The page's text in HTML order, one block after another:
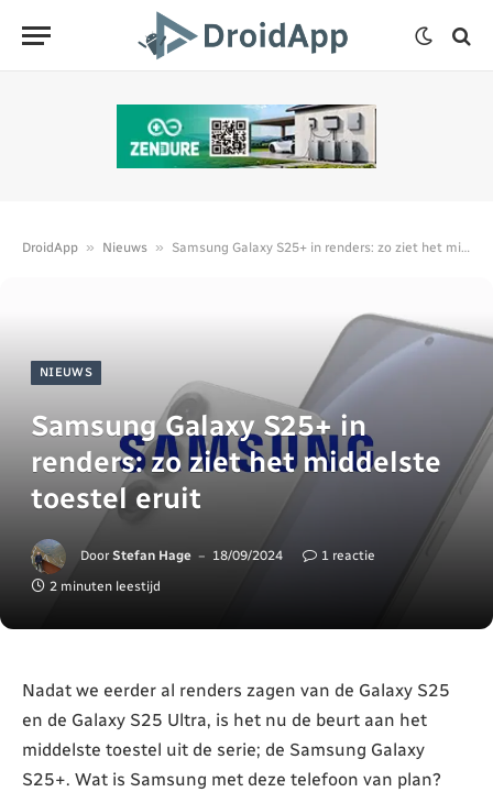
DroidApp » Nieuws » Samsung Galaxy S25+ in renders: zo ziet het middelste toestel eruit
NIEUWS
Samsung Galaxy S25+ in
renders: zo ziet het middelste
toestel eruit
Door Stefan Hage 18/09/2024
1 reactie
2 minuten leestijd
Nadat we eerder al renders zagen van de Galaxy S25
en de Galaxy S25 Ultra, is het nu de beurt aan het
middelste toestel uit de serie; de Samsung Galaxy
S25+. Wat is Samsung met deze telefoon van plan?